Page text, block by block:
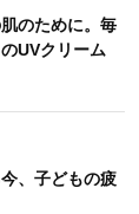
のために。毎
UVクリーム
、子どもの疲